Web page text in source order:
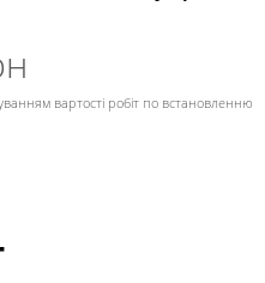
вартості робіт по встановленню